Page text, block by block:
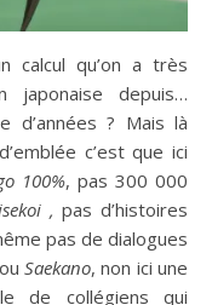
calcul qu’on a très
japonaise depuis…
d’années ? Mais là
c’est que ici
100%, pas 300 000
,pas d’histoires
pas de dialogues
ouSaekano, non ici une
de collégiens qui